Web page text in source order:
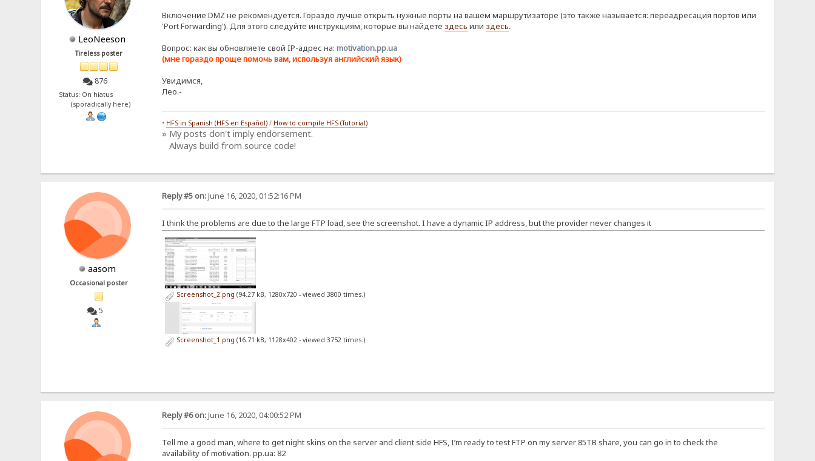
LeoNeeson
Tireless poster
876
Status: On hiatus
(sporadically here)
Включение DMZ не рекомендуется. Гораздо лучше открыть нужные порты на вашем маршрутизаторе (это также называется: переадресация портов или
'Port Forwarding'). Для этого следуйте инструкциям, которые вы найдете здесь или здесь.
Вопрос: как вы обновляете свой IP-адрес на: motivation.pp.ua
(мне гораздо проще помочь вам, используя английский язык)
Увидимся,
Лео.-
• HFS in Spanish (HFS en Español)/ How to compile HFS (Tutorial)
» My posts don't imply endorsement.
Always build from source code!
aasom
Occasional poster
5
Reply #5 on:June 16, 2020, 01:52:16 PM
I think the problems are due to the large FTP load, see the screenshot. I have a dynamic IP address, but the provider never changes it
Screenshot_2.png (94.27 kB, 1280x720 - viewed 3800 times.)
Screenshot_1.png (16.71 kB, 1128x402 - viewed 3752 times.)
Reply #6 on:June 16, 2020, 04:00:52 PM
Tell me a good man, where to get night skins on the server and client side HFS, I’m ready to test FTP on my server 85TB share, you can go in to check the
availability of motivation. pp.ua: 82